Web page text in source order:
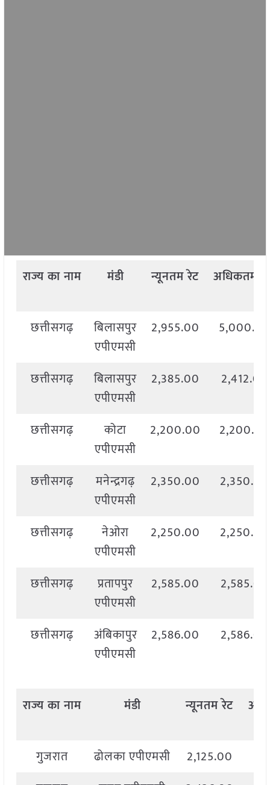
राज्यकानाम मंडी न्यूनतमरेट अधिकतम
छत्तीसगढ़
बिलासपुर
एपीएमसी
2,955.00 5,000.00
छत्तीसगढ़
बिलासपुर
एपीएमसी
2,385.00 2,412.00
छत्तीसगढ़
कोटा
एपीएमसी
2,200.00 2,200.00
छत्तीसगढ़
मनेन्द्रगढ़
एपीएमसी
2,350.00 2,350.00
छत्तीसगढ़
नेओरा
एपीएमसी
2,250.00 2,250.00
छत्तीसगढ़
प्रतापपुर
एपीएमसी
2,585.00 2,585.00
छत्तीसगढ़
अंबिकापुर
एपीएमसी
2,586.00 2,586.00
राज्यकानाम मंडी न्यूनतमरेट
गुजरात ढोलका एपीएमसी 2,125.00